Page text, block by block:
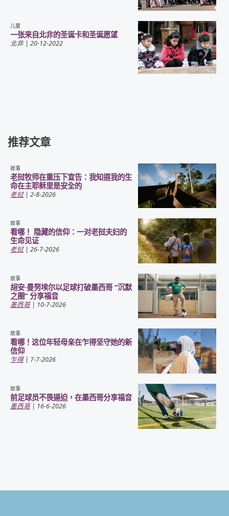
儿童
一张来自北非的圣诞卡和圣诞愿望
北非| 20-12-2022
推荐文章
故事
老挝牧师在重压下宣告：我知道我的生
命在主耶稣里是安全的
老挝| 2-8-2026
故事
看哪！ 隐藏的信仰：一对老挝夫妇的
生命见证
老挝| 26-7-2026
故事
胡安·曼努埃尔以足球打破墨西哥 “沉默
之圈” 分享福音
墨西哥| 10-7-2026
故事
看哪！这位年轻母亲在乍得坚守她的新
信仰
乍得| 7-7-2026
故事
前足球员不畏逼迫，在墨西哥分享福音
墨西哥| 16-6-2026